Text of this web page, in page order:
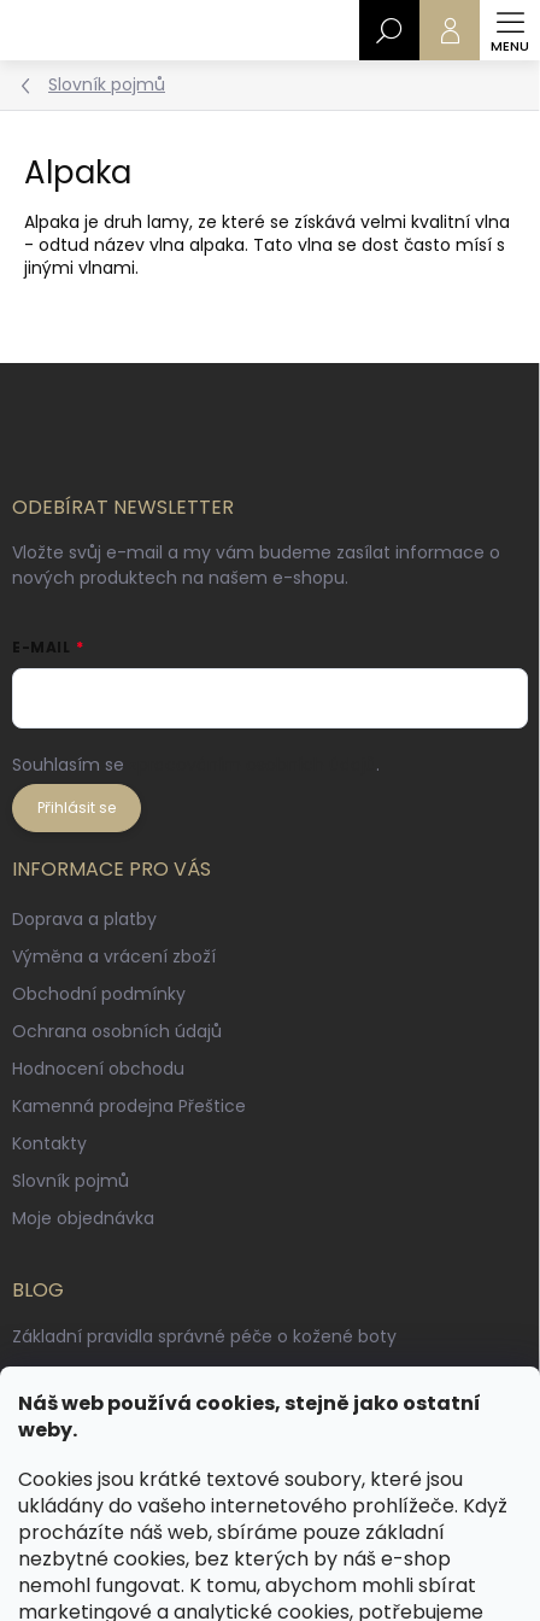
Náš web používá cookies, stejně jako ostatní
weby.
Cookies jsou krátké textové soubory, které jsou
ukládány do vašeho internetového prohlížeče. Když
procházíte náš web, sbíráme pouze základní
nezbytné cookies, bez kterých by náš e-shop
nemohl fungovat. K tomu, abychom mohli sbírat
marketingové a analytické cookies, potřebujeme
Hledat
Slovník pojmů
Alpaka
Alpaka je druh lamy, ze které se získává velmi kvalitní vlna
- odtud název vlna alpaka. Tato vlna se dost často mísí s
jinými vlnami.
ODEBÍRAT NEWSLETTER
Vložte svůj e-mail a my vám budeme zasílat informace o
nových produktech na našem e-shopu.
E-MAIL
Souhlasím se .
Přihlásit se
INFORMACE PRO VÁS
Doprava a platby
Výměna a vrácení zboží
Obchodní podmínky
Ochrana osobních údajů
Hodnocení obchodu
Kamenná prodejna Přeštice
Kontakty
Slovník pojmů
Moje objednávka
BLOG
Základní pravidla správné péče o kožené boty
Výroba českých kožených opasků: vůně pravé kůže, dotek
řemesla
KONTAKT
dotazy@spongr.cz
+420 776 663 962